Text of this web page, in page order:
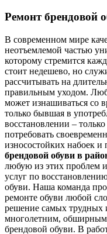
Ремонт брендовой
В современном мире
неотъемлемой частью
которому стремится
стоит недешево, но
рассчитывать на
правильным уходом.
может изнашиваться со
только бывшая в
восстановлении –
потребовать
износостойких набоек
брендовой обуви в
любую из этих проблем
услуг по
обуви. Наша команда
ремонте обуви любой
решение самых трудных
многолетним,
брендовой обуви. В